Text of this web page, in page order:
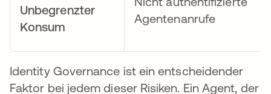
Unbegrenzter
Konsum
Agentenanrufe
Identity Governance ist ein entscheidender
Faktor bei jedem dieser Risiken. Ein Agent, der